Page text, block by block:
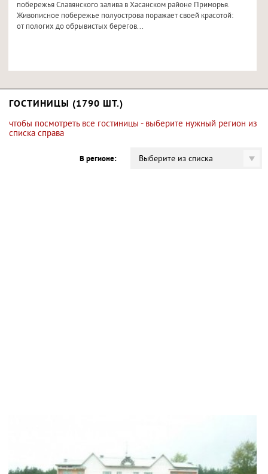
побережья Славянского залива в Хасанском районе Приморья.
Живописное побережье полуострова поражает своей красотой:
от пологих до обрывистых берегов...
ГОСТИНИЦЫ (1790 ШТ.)
чтобы посмотреть все гостиницы - выберите нужный регион из
списка справа
В регионе: Выберите из списка